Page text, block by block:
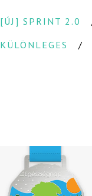
[ÚJ] SPRINT 2.0
KÜLÖNLEGES